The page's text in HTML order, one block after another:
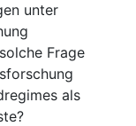
unter
Frage
als